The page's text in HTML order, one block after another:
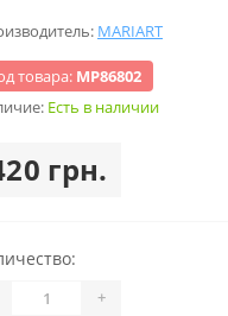
MARIART
товара: МР86802
Есть в наличии
грн.
+